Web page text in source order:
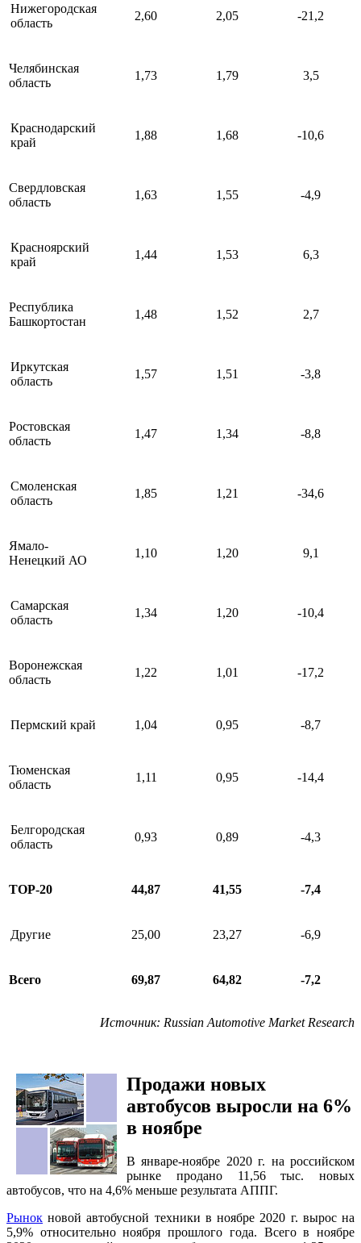
Нижегородская
область
2,60 2,05 -21,2
Челябинская
область
1,73 1,79 3,5
Краснодарский
край
1,88 1,68 -10,6
Свердловская
область
1,63 1,55 -4,9
Красноярский
край
1,44 1,53 6,3
Республика
Башкортостан
1,48 1,52 2,7
Иркутская
область
1,57 1,51 -3,8
Ростовская
область
1,47 1,34 -8,8
Смоленская
область
1,85 1,21 -34,6
Ямало-
Ненецкий АО
1,10 1,20 9,1
Самарская
область
1,34 1,20 -10,4
Воронежская
область
1,22 1,01 -17,2
Пермский край 1,04 0,95 -8,7
Тюменская
область
1,11 0,95 -14,4
Белгородская
область
0,93 0,89 -4,3
ТОР-20 44,87 41,55 -7,4
Другие 25,00 23,27 -6,9
Всего 69,87 64,82 -7,2
Источник: Russian Automotive Market Research
Продажи новых
автобусов выросли на 6%
в ноябре
В январе-ноябре 2020 г. на российском
рынке продано 11,56 тыс. новых
автобусов, что на 4,6% меньше результата АППГ.
Рынок новой автобусной техники в ноябре 2020 г. вырос на
5,9% относительно ноября прошлого года. Всего в ноябре